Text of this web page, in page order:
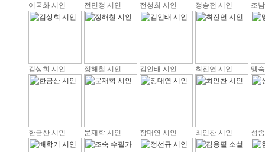
이국화 시인 전민정 시인 전성희 시인 정송전 시인 조
김상희 시인 정해철 시인 김인태 시인 최진연 시인 맹
한금산 시인 문재학 시인 장대연 시인 최인찬 시인 성